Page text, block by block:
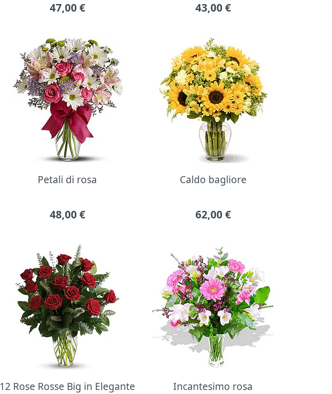
47,00 € 43,00 €
Petali di rosa
48,00 €
Caldo bagliore
62,00 €
12 Rose Rosse Big in Elegante
Incantesimo rosa